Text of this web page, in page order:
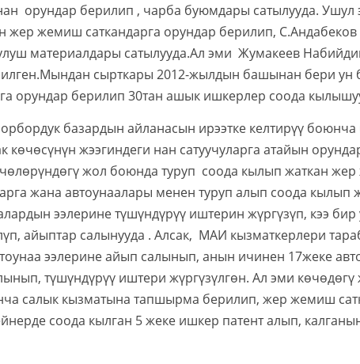
орундар берилип , чарба буюмдары сатылууда. Ушул
жер жемиш саткандарга орундар берилип, С.Андабеков
материалдары сатылууда.Ал эми Жумакеев
сырткары 2012-жылдын башынан бери ун
орундар берилип 30тан ашык ишкерлер соода
базардын айланасын ирээтке келтирүү боюнча
жээгиндеги нан сатуучуларга атайын
жол боюнда туруп соода кылып жаткан
жана автоунаалары менен туруп алып соода кылып
ээлерине түшүндүрүү иштерин жүргүзүп, кээ бир
айыптар салынууда . Алсак, МАИ кызматкерлери
ээлерине айып салынып, анын ичинен 17жеке
түшүндүрүү иштери жүргүзүлгөн. Ал эми
салык кызматына тапшырма берилип, жер жемиш
соода кылган 5 жеке ишкер патент алып,